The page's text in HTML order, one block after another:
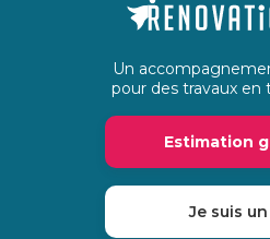
Un
pour des travaux en
Estimation
Je suis